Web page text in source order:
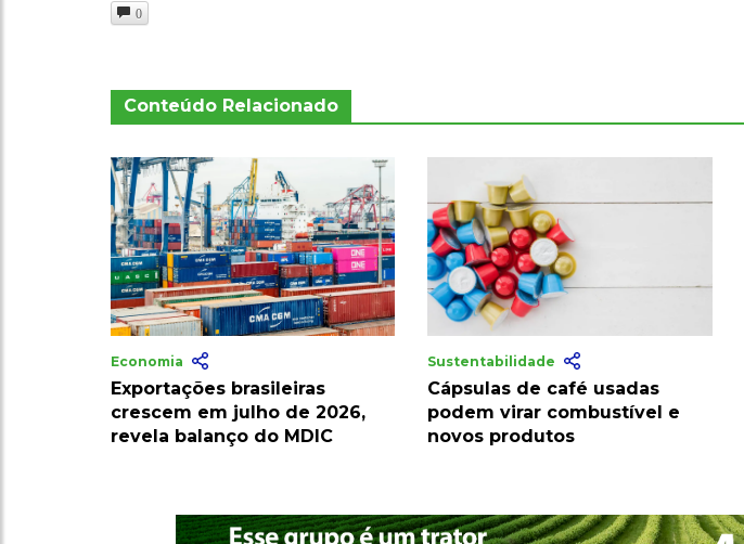
0
Conteúdo Relacionado
Economia
Exportações brasileiras
crescem em julho de 2026,
revela balanço do MDIC
Sustentabilidade
Cápsulas de café usadas
podem virar combustível e
novos produtos